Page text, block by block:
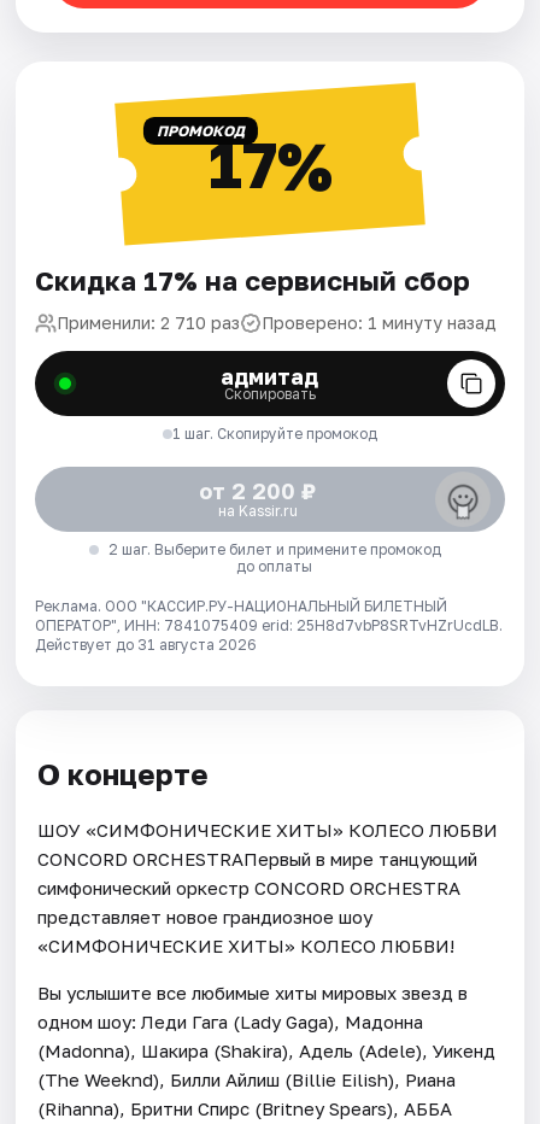
ПРОМОКОД17%
Скидка 17% на сервисный сбор
Применили: 2 710 раз Проверено: 1 минуту назад
адмитад
Скопировать
1 шаг. Скопируйте промокод
от 2 200 ₽
на Kassir.ru
2 шаг. Выберите билет и примените промокод
до оплаты
Реклама. ООО "КАССИР.РУ-НАЦИОНАЛЬНЫЙ БИЛЕТНЫЙ
ОПЕРАТОР", ИНН: 7841075409 erid: 25H8d7vbP8SRTvHZrUcdLB.
Действует до 31 августа 2026
О концерте
ШОУ «СИМФОНИЧЕСКИЕ ХИТЫ» КОЛЕСО ЛЮБВИ
CONCORD ORCHESTRAПервый в мире танцующий
симфонический оркестр CONCORD ORCHESTRA
представляет новое грандиозное шоу
«СИМФОНИЧЕСКИЕ ХИТЫ» КОЛЕСО ЛЮБВИ!
Вы услышите все любимые хиты мировых звезд в
одном шоу: Леди Гага (Lady Gaga), Мадонна
(Madonna), Шакира (Shakira), Адель (Adele), Уикенд
(The Weeknd), Билли Айлиш (Billie Eilish), Риана
(Rihanna), Бритни Спирс (Britney Spears), АББА